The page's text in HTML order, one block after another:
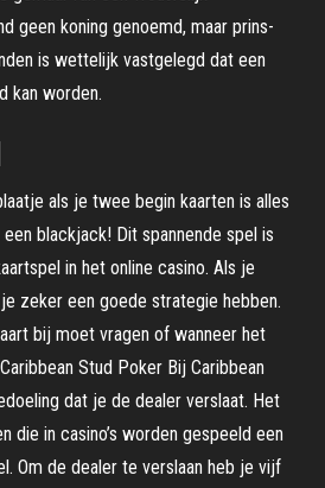
geen koning genoemd, maar prins-
is wettelijk vastgelegd dat een
kan worden.
als je twee begin kaarten is alles
blackjack! Dit spannende spel is
in het online casino. Als je
zeker een goede strategie hebben.
bij moet vragen of wanneer het
Stud Poker Bij Caribbean
dat je de dealer verslaat. Het
die in casino’s worden gespeeld een
Om de dealer te verslaan heb je vijf